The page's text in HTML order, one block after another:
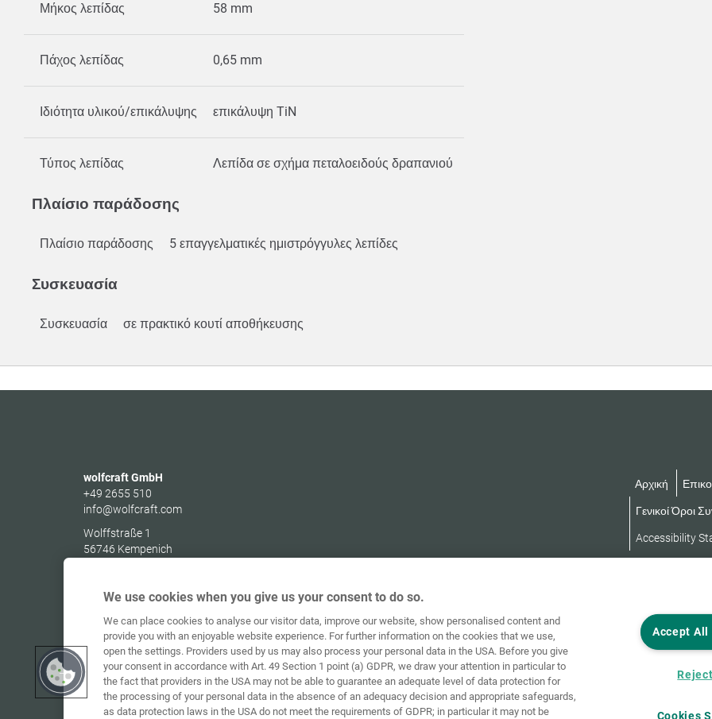
Μήκος λεπίδας 58 mm
Πάχος λεπίδας 0,65 mm
Ιδιότητα υλικού/επικάλυψης επικάλυψη TiN
Τύπος λεπίδας Λεπίδα σε σχήμα πεταλοειδούς δραπανιού
Πλαίσιο παράδοσης
Πλαίσιο παράδοσης 5 επαγγελματικές ημιστρόγγυλες λεπίδες
Συσκευασία
Συσκευασία σε πρακτικό κουτί αποθήκευσης
wolfcraft GmbH
+49 2655 510
info@wolfcraft.com
Wolffstraße 1
56746 Kempenich
Αρχική
Γενικοί Όροι
Accessibility
We use cookies when you give us your consent to do so.
We can place cookies to analyse our visitor data, improve our website, show personalised content and
provide you with an enjoyable website experience. For further information on the cookies that we use,
open the settings. Providers used by us may also process your personal data in the USA. Before you give
your consent in accordance with Art. 49 Section 1 point (a) GDPR, we draw your attention in particular to
the fact that providers in the USA may not be able to guarantee an adequate level of data protection for
the processing of your personal data in the absence of an adequacy decision and appropriate safeguards,
as data protection laws in the USA do not meet the requirements of GDPR; in particular it may not be
Accept All
Reject
Cookies